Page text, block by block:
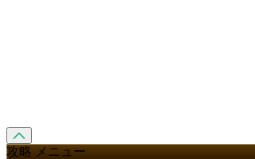
攻略 メニュー